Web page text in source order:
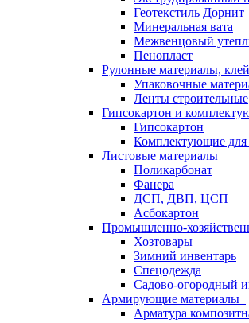
Геотекстиль Дорнит
Минеральная вата
Межвенцовый
Пенопласт
Рулонные материалы,
Упаковочные
Ленты строительные
Гипсокартон и
Гипсокартон
Комплектующие для
Листовые материалы
Поликарбонат
Фанера
ДСП, ДВП, ЦСП
Асбокартон
Промышленно-
Хозтовары
Зимний инвентарь
Спецодежда
Садово-огородный
Армирующие материалы
Арматура